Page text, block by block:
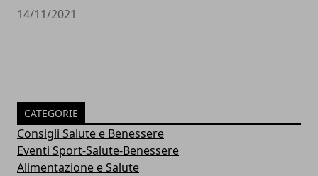
14/11/2021
CATEGORIE
Consigli Salute e Benessere
Eventi Sport-Salute-Benessere
Alimentazione e Salute